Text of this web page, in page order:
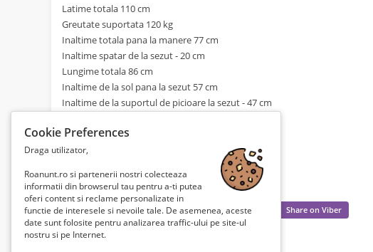
Latime totala 110 cm
Greutate suportata 120 kg
Inaltime totala pana la manere 77 cm
Inaltime spatar de la sezut - 20 cm
Lungime totala 86 cm
Inaltime de la sol pana la sezut 57 cm
Inaltime de la suportul de picioare la sezut - 47 cm
Dimensiune roti mici - 75x25
Greutate produs - 14 kg
Cookie Preferences
Draga utilizator,
Roanunt.ro si partenerii nostri colecteaza
informatii din browserul tau pentru a-ti putea
oferi content si reclame personalizate in
functie de interesele si nevoile tale. De asemenea, aceste
date sunt folosite pentru analizarea traffic-ului pe site-ul
nostru si pe Internet.